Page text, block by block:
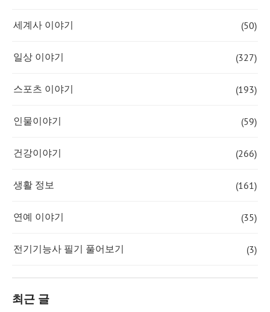
세계사 이야기 (50)
일상 이야기 (327)
스포츠 이야기 (193)
인물이야기 (59)
건강이야기 (266)
생활 정보 (161)
연예 이야기 (35)
전기기능사 필기 풀어보기 (3)
최근 글